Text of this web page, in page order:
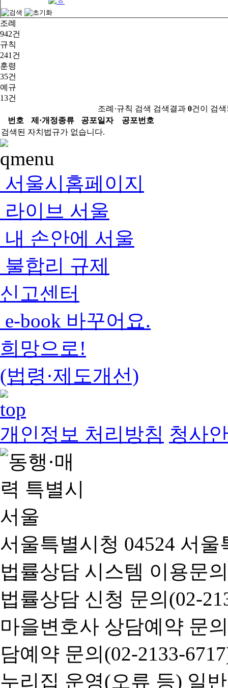
조례
942건
규칙
241건
훈령
35건
예규
13건
조례·규칙 검색 검색결과 0건이 검
번호
제·개정종류 공포일자
공포번호
검색된 자치법규가 없습니다.
서울시홈페이지
라이브 서울
내 손안에 서울
불합리 규제
신고센터
e-book 바꾸어요.
희망으로!
(법령·제도개선)
개인정보 처리방침 청사
서울특별시청 04524 서
법률상담 시스템 이용문
법률상담 신청 문의(02-
마을변호사 상담예약 문
담예약 문의(02-2133-
누리집 운영(오류 등) 일